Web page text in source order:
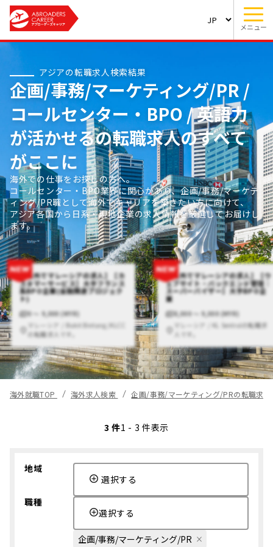
メニュー
アジアの転職求人検索結果
企画/事務/マーケティング/PR /
コールセンター・BPO / 英語力
が活かせるの転職求人のすべて
がここに
海外での仕事をお探しの方へ。
コールセンター・BPO業界に関心があり、企画/事務/マーケテ
ィング/PR職として海外でキャリアを築きたい方に向けて、
アジア各国から日系・現地企業の求人情報を厳選してお届けし
ます。
【海外でマレーシアの求人】【カ
スタマーサービス】大手フランス
系BPO企業(金融関連プロジェク
ト)
0 〜 9,000 (MYR)
マレーシア / Bukit Bintang/KLCC
の転職求人です。
【海外でマレーシアの求人】【ウ
ェブサイト・バックエンド管理｜
スーパーバイザー】大手BPO企
業
8,000 〜 9,000 (MYR)
マレーシア / KL Sentralの転職求
人です。
海外就職TOP 海外求人検索 企画/事務/マーケティング/PRの転職求人
3 件1 - 3 件表示
地域
選択する
職種
選択する
企画/事務/マーケティング/PR